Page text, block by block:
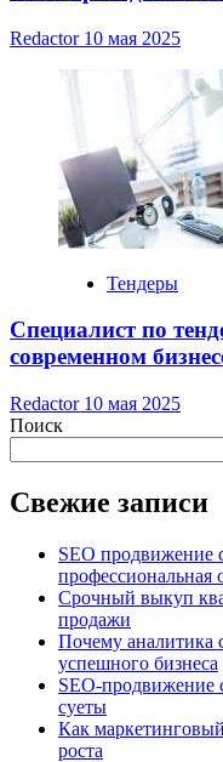
Redactor 10 мая 2025
Тендеры
Специалист по
современном
Redactor 10 мая 2025
Поиск
Свежие записи
SEO продвижение
профессиональная
Срочный выкуп
продажи
Почему аналитика
успешного бизнеса
SEO-продвижение
суеты
Как
роста